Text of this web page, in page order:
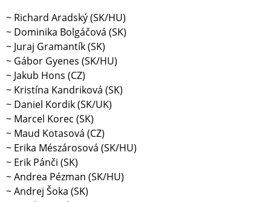
~ Richard Aradský (SK/HU)
~ Dominika Bolgáčová (SK)
~ Juraj Gramantík (SK)
~ Gábor Gyenes (SK/HU)
~ Jakub Hons (CZ)
~ Kristína Kandriková (SK)
~ Daniel Kordik (SK/UK)
~ Marcel Korec (SK)
~ Maud Kotasová (CZ)
~ Erika Mészárosová (SK/HU)
~ Erik Pánči (SK)
~ Andrea Pézman (SK/HU)
~ Andrej Šoka (SK)